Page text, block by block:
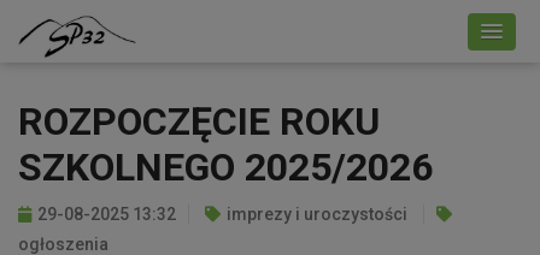
ROZPOCZĘCIE ROKU
SZKOLNEGO 2025/2026
29-08-2025 13:32
imprezy i uroczystości
ogłoszenia